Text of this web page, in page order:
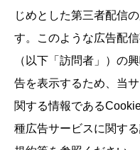
じめとした第三者配信
す。このような広告配
（以下「訪問者」）の
告を表示するため、当
関する情報である
種広告サービスに関す